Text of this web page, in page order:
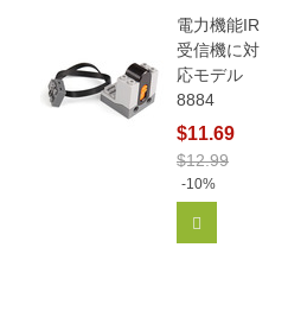
電力機能IR
受信機に対
応モデル
8884
$11.69
$12.99
-10%